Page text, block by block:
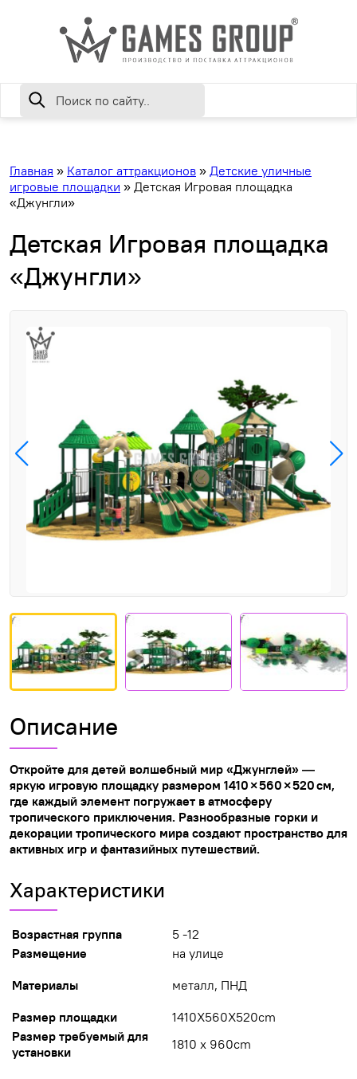
Главная » Каталог аттракционов » Детские уличные
игровые площадки » Детская Игровая площадка
«Джунгли»
Детская Игровая площадка
«Джунгли»
Описание
Откройте для детей волшебный мир «Джунглей» —
яркую игровую площадку размером 1410 × 560 × 520 см,
где каждый элемент погружает в атмосферу
тропического приключения. Разнообразные горки и
декорации тропического мира создают пространство для
активных игр и фантазийных путешествий.
Характеристики
Возрастная группа
5 -12
Размещение
на улице
Материалы
металл, ПНД
Размер площадки
1410X560X520cm
Размер требуемый для
установки
1810 х 960cm